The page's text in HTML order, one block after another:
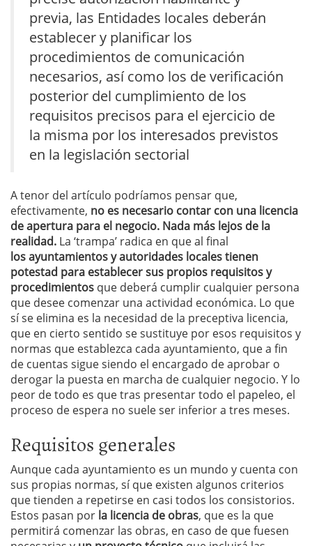
previa, las Entidades locales deberán
establecer y planificar los
procedimientos de comunicación
necesarios, así como los de verificación
posterior del cumplimiento de los
requisitos precisos para el ejercicio de
la misma por los interesados previstos
en la legislación sectorial
A tenor del artículo podríamos pensar que,
efectivamente, no es necesario contar con una licencia
de apertura para el negocio. Nada más lejos de la
realidad. La ‘trampa’ radica en que al final
los ayuntamientos y autoridades locales tienen
potestad para establecer sus propios requisitos y
procedimientos que deberá cumplir cualquier persona
que desee comenzar una actividad económica. Lo que
sí se elimina es la necesidad de la preceptiva licencia,
que en cierto sentido se sustituye por esos requisitos y
normas que establezca cada ayuntamiento, que a fin
de cuentas sigue siendo el encargado de aprobar o
derogar la puesta en marcha de cualquier negocio. Y lo
peor de todo es que tras presentar todo el papeleo, el
proceso de espera no suele ser inferior a tres meses.
Requisitos generales
Aunque cada ayuntamiento es un mundo y cuenta con
sus propias normas, sí que existen algunos criterios
que tienden a repetirse en casi todos los consistorios.
Estos pasan por la licencia de obras, que es la que
permitirá comenzar las obras, en caso de que fuesen